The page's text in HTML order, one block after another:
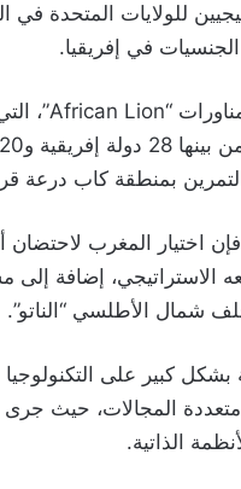
للولايات المتحدة
في إفريقيا.
التمرين بمنطقة كاب
اختيار المغرب
الاستراتيجي، إضافة
شمال الأطلسي “الناتو”.
كبير على
المجالات، حيث جرى
الذاتية.